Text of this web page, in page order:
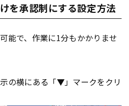
を承認制にする設定方法
能で、作業に1分もかかりませ
の横にある「▼」マークをクリ